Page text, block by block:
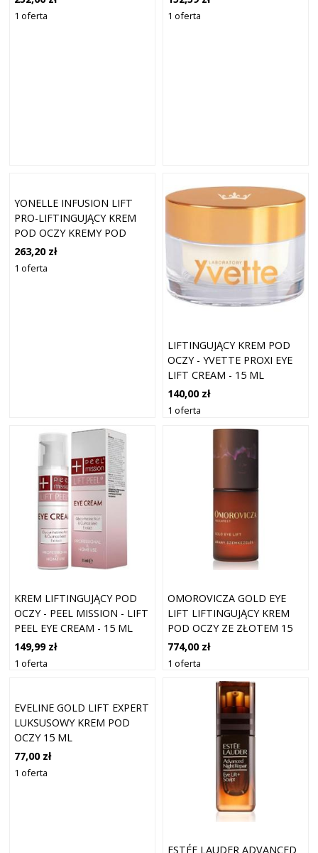
MERVEILLANCE LIFT VEGAN
1 oferta 1 oferta
YONELLE INFUSION LIFT
PRO-LIFTINGUJĄCY KREM
POD OCZY KREMY POD
OCZY 15 ML DAMSKI
263,20 zł
1 oferta
LIFTINGUJĄCY KREM POD
OCZY - YVETTE PROXI EYE
LIFT CREAM - 15 ML
140,00 zł
1 oferta
KREM LIFTINGUJĄCY POD
OCZY - PEEL MISSION - LIFT
PEEL EYE CREAM - 15 ML
149,99 zł
1 oferta
OMOROVICZA GOLD EYE
LIFT LIFTINGUJĄCY KREM
POD OCZY ZE ZŁOTEM 15
ML
774,00 zł
1 oferta
EVELINE GOLD LIFT EXPERT
LUKSUSOWY KREM POD
OCZY 15 ML
77,00 zł
1 oferta
ESTÉE LAUDER ADVANCED